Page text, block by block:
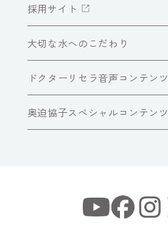
採用サイト
大切な水へのこだわり
ドクターリセラ音声コンテンツ
奥迫協子スペシャルコンテンツ